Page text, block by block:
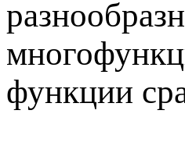
функции